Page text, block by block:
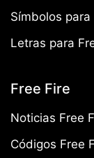
Símbolos para
Letras para
Free Fire
Noticias Free
Códigos Free